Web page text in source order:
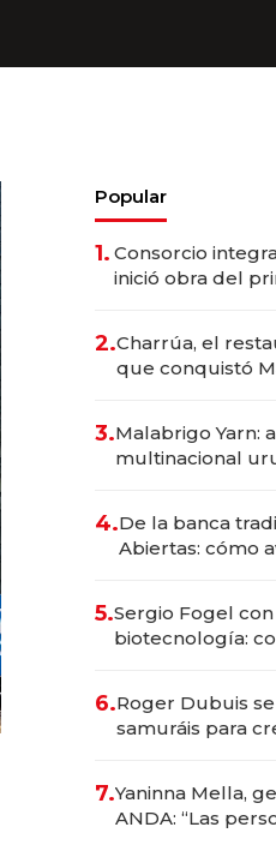
Popular
1. Consorcio
inició obra del
millones
2.Charrúa, el
que conquistó
prepara
3.Malabrigo Yarn:
multinacional
4.De la banca
Abiertas: cómo
5.Sergio Fogel
biotecnología:
6.Roger Dubuis
samuráis para
7.Yaninna Mella,
ANDA: “Las